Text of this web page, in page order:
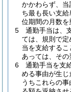
かかわらず、当
ち最も長い支
位期間の月数を
5
通勤手当は、
ては、規則で定
当を支給する
あっては、その
6
通勤手当を支
める事由が生
うちこれらの